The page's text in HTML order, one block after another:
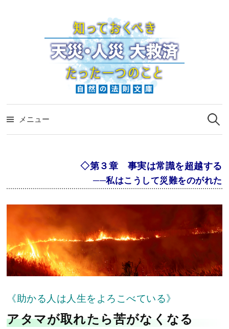
ッ
プ
メニュー
索:
◇第３章 事実は常識を超越する
──私はこうして災難をのがれた
《助かる人は人生をよろこべている》
アタマが取れたら苦がなくなる